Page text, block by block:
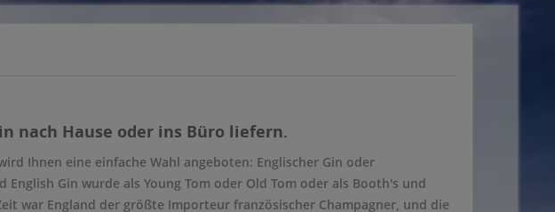
nach Hause oder ins Büro liefern.
Ihnen eine einfache Wahl angeboten: Englischer Gin oder
Gin wurde als Young Tom oder Old Tom oder als Booth's und
war England der größte Importeur französischer Champagner, und die